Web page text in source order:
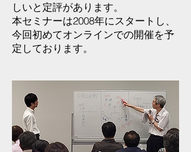
しいと定評があります。
本セミナーは2008年にスタートし、
今回初めてオンラインでの開催を予
定しております。